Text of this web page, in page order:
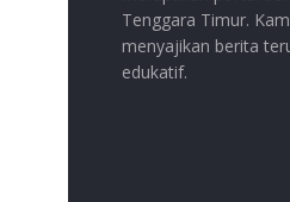
Tenggara Timur.
menyajikan berita
edukatif.